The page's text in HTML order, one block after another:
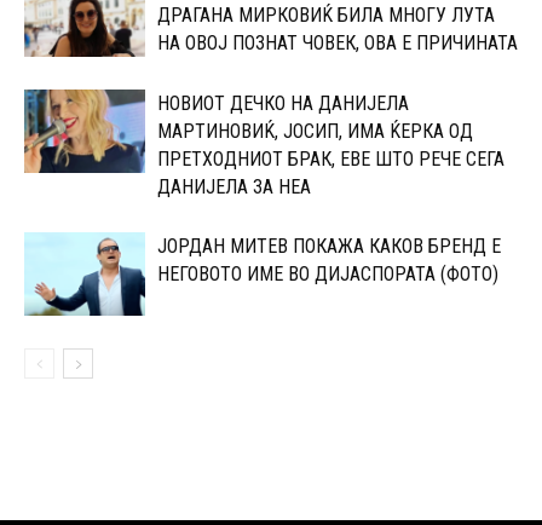
ДРАГАНА МИРКОВИЌ БИЛА МНОГУ ЛУТА
НА ОВОЈ ПОЗНАТ ЧОВЕК, ОВА Е ПРИЧИНАТА
НОВИОТ ДЕЧКО НА ДАНИЈЕЛА
МАPТИНОВИЌ, ЈОСИП, ИМА ЌЕPКА ОД
ПPЕТХОДНИОТ БРАК, ЕВЕ ШТО РЕЧЕ СЕГА
ДАНИЈЕЛА ЗА НЕА
ЈОРДАН МИТЕВ ПОКАЖА КАКОВ БРЕНД Е
НЕГОВОТО ИМЕ ВО ДИЈАСПОРАТА (ФОТО)